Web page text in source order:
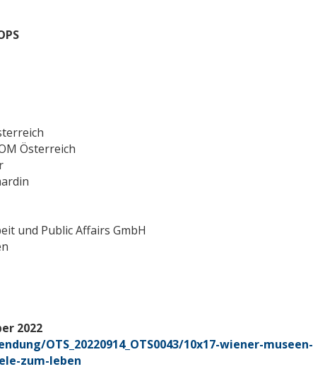
Österreich
und Public Affairs GmbH
2022
OTS_20220914_OTS0043/10x17-wiener-museen-
zum-leben